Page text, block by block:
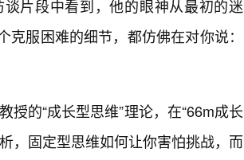
片段中看到，他的眼神从最初的迷
服困难的细节，都仿佛在对你说：
授的“成长型思维”理论，在“66m成长
，固定型思维如何让你害怕挑战，而